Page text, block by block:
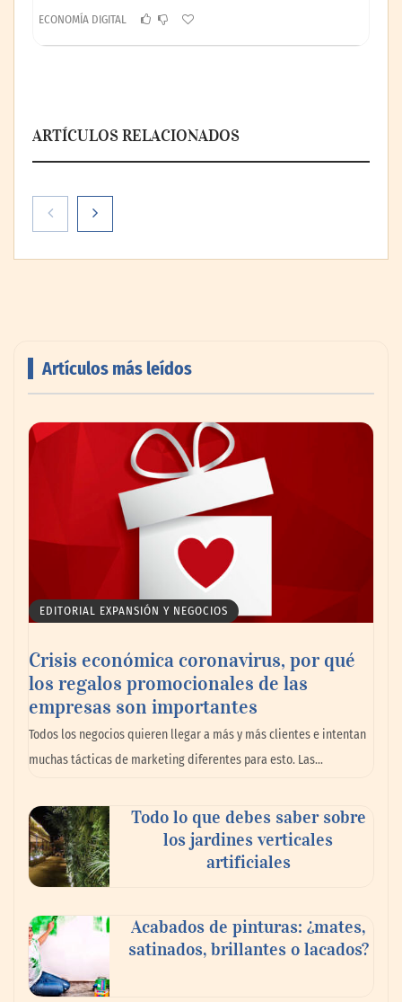
ECONOMÍA DIGITAL
ARTÍCULOS RELACIONADOS
Paso a paso: ¿cómo prepararse para la
transición a la jornada de 40 horas? Guía
Reforestando con el Corazón regresa a
Sierra de Guadalupe
La cartera vencida hipotecaria aumenta al
doble de velocidad que la cartera sana en
experiencia desde mediodía hasta el
anochecer con cocina abierta
Artículos más leídos
EDITORIAL EXPANSIÓN Y NEGOCIOS
Crisis económica coronavirus, por qué
los regalos promocionales de las
empresas son importantes
Todos los negocios quieren llegar a más y más clientes e intentan
muchas tácticas de marketing diferentes para esto. Las…
Todo lo que debes saber sobre
los jardines verticales
artificiales
Acabados de pinturas: ¿mates,
satinados, brillantes o lacados?